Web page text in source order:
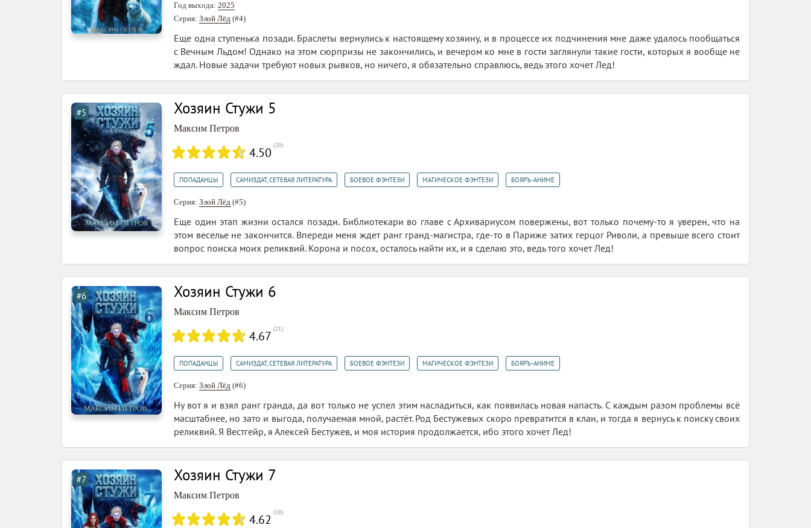
Год выхода: 2025
Серия: Злой Лёд (#4)
Еще одна ступенька позади. Браслеты вернулись к настоящему хозяину, и в процессе их подчинения мне даже удалось пообщаться
с Вечным Льдом! Однако на этом сюрпризы не закончились, и вечером ко мне в гости заглянули такие гости, которых я вообще не
ждал. Новые задачи требуют новых рывков, но ничего, я обязательно справлюсь, ведь этого хочет Лед!
#5 Хозяин Стужи 5
Максим Петров
4.50 (20)
ПОПАДАНЦЫ САМИЗДАТ, СЕТЕВАЯ ЛИТЕРАТУРА БОЕВОЕ ФЭНТЕЗИ МАГИЧЕСКОЕ ФЭНТЕЗИ БОЯРЪ-АНИМЕ
Серия: Злой Лёд (#5)
Еще один этап жизни остался позади. Библиотекари во главе с Архивариусом повержены, вот только почему-то я уверен, что на
этом веселье не закончится. Впереди меня ждет ранг гранд-магистра, где-то в Париже затих герцог Риволи, а превыше всего стоит
вопрос поиска моих реликвий. Корона и посох, осталось найти их, и я сделаю это, ведь того хочет Лед!
#6 Хозяин Стужи 6
Максим Петров
4.67 (21)
ПОПАДАНЦЫ САМИЗДАТ, СЕТЕВАЯ ЛИТЕРАТУРА БОЕВОЕ ФЭНТЕЗИ МАГИЧЕСКОЕ ФЭНТЕЗИ БОЯРЪ-АНИМЕ
Серия: Злой Лёд (#6)
Ну вот я и взял ранг гранда, да вот только не успел этим насладиться, как появилась новая напасть. С каждым разом проблемы всё
масштабнее, но зато и выгода, получаемая мной, растёт. Род Бестужевых скоро превратится в клан, и тогда я вернусь к поиску своих
реликвий. Я Вестгейр, я Алексей Бестужев, и моя история продолжается, ибо этого хочет Лед!
#7 Хозяин Стужи 7
Максим Петров
4.62 (18)